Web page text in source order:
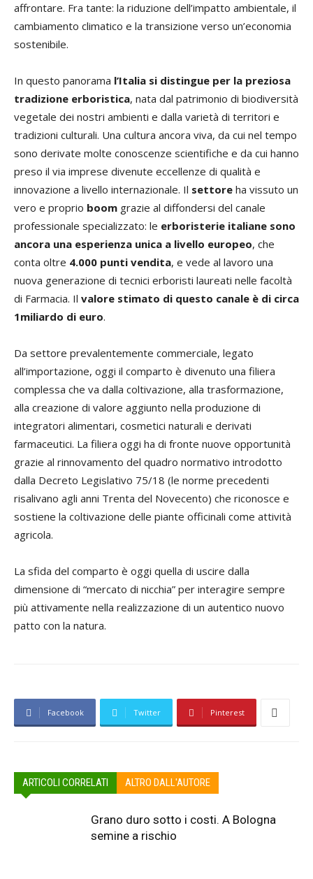
affrontare. Fra tante: la riduzione dell’impatto ambientale, il
cambiamento climatico e la transizione verso un’economia
sostenibile.
In questo panorama l’Italia si distingue per la preziosa
tradizione erboristica, nata dal patrimonio di biodiversità
vegetale dei nostri ambienti e dalla varietà di territori e
tradizioni culturali. Una cultura ancora viva, da cui nel tempo
sono derivate molte conoscenze scientifiche e da cui hanno
preso il via imprese divenute eccellenze di qualità e
innovazione a livello internazionale. Il settore ha vissuto un
vero e proprio boom grazie al diffondersi del canale
professionale specializzato: le erboristerie italiane sono
ancora una esperienza unica a livello europeo, che
conta oltre 4.000 punti vendita, e vede al lavoro una
nuova generazione di tecnici erboristi laureati nelle facoltà
di Farmacia. Il valore stimato di questo canale è di circa
1miliardo di euro.
Da settore prevalentemente commerciale, legato
all’importazione, oggi il comparto è divenuto una filiera
complessa che va dalla coltivazione, alla trasformazione,
alla creazione di valore aggiunto nella produzione di
integratori alimentari, cosmetici naturali e derivati
farmaceutici. La filiera oggi ha di fronte nuove opportunità
grazie al rinnovamento del quadro normativo introdotto
dalla Decreto Legislativo 75/18 (le norme precedenti
risalivano agli anni Trenta del Novecento) che riconosce e
sostiene la coltivazione delle piante officinali come attività
agricola.
La sfida del comparto è oggi quella di uscire dalla
dimensione di “mercato di nicchia” per interagire sempre
più attivamente nella realizzazione di un autentico nuovo
patto con la natura.
Facebook Twitter Pinterest
ARTICOLI CORRELATI ALTRO DALL'AUTORE
Grano duro sotto i costi. A Bologna
semine a rischio